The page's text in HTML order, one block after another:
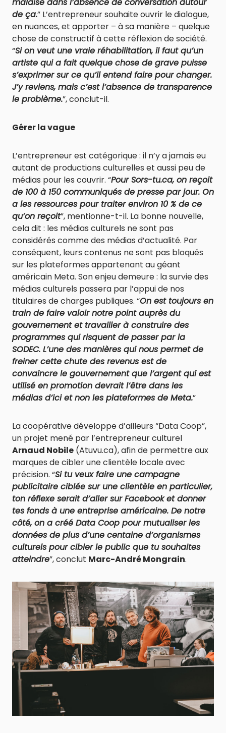
malaise dans l’absence de conversation autour
de ça.” L’entrepreneur souhaite ouvrir le dialogue,
en nuances, et apporter – à sa manière – quelque
chose de constructif à cette réflexion de société.
“Si on veut une vraie réhabilitation, il faut qu’un
artiste qui a fait quelque chose de grave puisse
s’exprimer sur ce qu’il entend faire pour changer.
J’y reviens, mais c’est l’absence de transparence
le problème.”, conclut-il.
Gérer la vague
L’entrepreneur est catégorique : il n’y a jamais eu
autant de productions culturelles et aussi peu de
médias pour les couvrir. “Pour Sors-tu.ca, on reçoit
de 100 à 150 communiqués de presse par jour. On
a les ressources pour traiter environ 10 % de ce
qu’on reçoit”, mentionne-t-il. La bonne nouvelle,
cela dit : les médias culturels ne sont pas
considérés comme des médias d’actualité. Par
conséquent, leurs contenus ne sont pas bloqués
sur les plateformes appartenant au géant
américain Meta. Son enjeu demeure : la survie des
médias culturels passera par l’appui de nos
titulaires de charges publiques. “On est toujours en
train de faire valoir notre point auprès du
gouvernement et travailler à construire des
programmes qui risquent de passer par la
SODEC. L’une des manières qui nous permet de
freiner cette chute des revenus est de
convaincre le gouvernement que l’argent qui est
utilisé en promotion devrait l’être dans les
médias d’ici et non les plateformes de Meta.”
La coopérative développe d’ailleurs “Data Coop”,
un projet mené par l’entrepreneur culturel
Arnaud Nobile (Atuvu.ca), afin de permettre aux
marques de cibler une clientèle locale avec
précision. “Si tu veux faire une campagne
publicitaire ciblée sur une clientèle en particulier,
ton réflexe serait d’aller sur Facebook et donner
tes fonds à une entreprise américaine. De notre
côté, on a créé Data Coop pour mutualiser les
données de plus d’une centaine d’organismes
culturels pour cibler le public que tu souhaites
atteindre”, conclut Marc-André Mongrain.